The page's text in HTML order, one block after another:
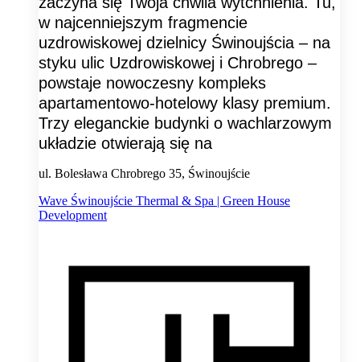
w najcenniejszym fragmencie
uzdrowiskowej dzielnicy Świnoujścia – na
styku ulic Uzdrowiskowej i Chrobrego –
powstaje nowoczesny kompleks
apartamentowo-hotelowy klasy premium.
Trzy eleganckie budynki o wachlarzowym
układzie otwierają się na
ul. Bolesława Chrobrego 35, Świnoujście
Wave Świnoujście Thermal & Spa | Green House
Development